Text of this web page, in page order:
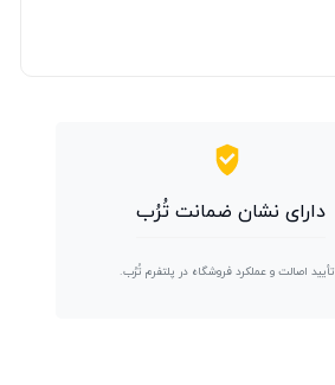
دارای نشان ضمانت تُرُب
تأیید اصالت و عملکرد فروشگاه در پلتفرم تُرُب.